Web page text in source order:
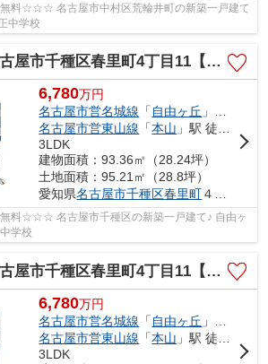
料☆☆☆ 名古屋市中村区荒輪井町の新築一戸建て
中学校
市千種区春里町4丁目11【仲介手数料無料】新築一戸建て 1号棟
6,780万円
名古屋市営名城線 「 自由ヶ丘 」駅 徒歩9分
名古屋市営東山線 「本山 」駅 徒歩10分
3LDK
建物面積：93.36㎡（28.24坪）
土地面積：95.21㎡（28.8坪）
愛知県名古屋市千種区春里町４丁目11
料☆☆☆ 名古屋市千種区の新築一戸建て♪ 自由ヶ
学校
市千種区春里町4丁目11【仲介手数料無料】新築一戸建て 2号棟
6,780万円
名古屋市営名城線 「 自由ヶ丘 」駅 徒歩9分
名古屋市営東山線 「本山 」駅 徒歩10分
3LDK